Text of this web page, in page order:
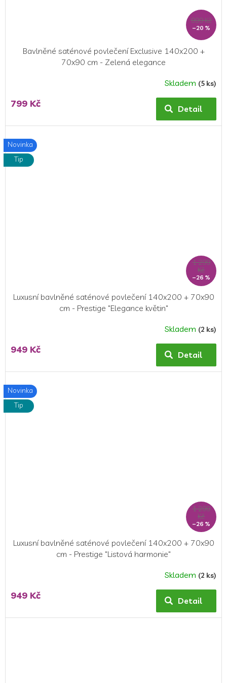
999 Kč
–20 %
Bavlněné saténové povlečení Exclusive 140x200 +
70x90 cm - Zelená elegance
Skladem (5 ks)
799 Kč Detail
Novinka
Tip
1 299
Kč
–26 %
Luxusní bavlněné saténové povlečení 140x200 + 70x90
cm - Prestige "Elegance květin"
Skladem (2 ks)
949 Kč Detail
Novinka
Tip
1 299
Kč
–26 %
Luxusní bavlněné saténové povlečení 140x200 + 70x90
cm - Prestige "Listová harmonie"
Skladem (2 ks)
949 Kč Detail